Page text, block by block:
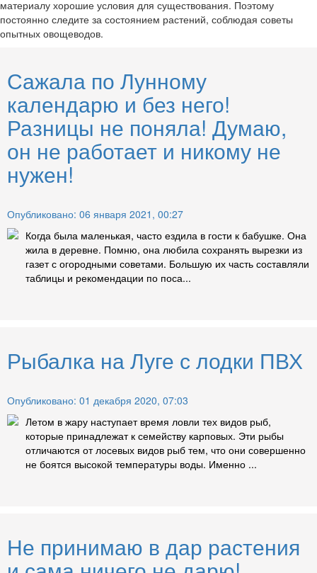
материалу хорошие условия для существования. Поэтому
постоянно следите за состоянием растений, соблюдая советы
опытных овощеводов.
Сажала по Лунному
календарю и без него!
Разницы не поняла! Думаю,
он не работает и никому не
нужен!
Опубликовано: 06 января 2021, 00:27
Когда была маленькая, часто ездила в гости к бабушке. Она
жила в деревне. Помню, она любила сохранять вырезки из
газет с огородными советами. Большую их часть составляли
таблицы и рекомендации по поса...
Рыбалка на Луге с лодки ПВХ
Опубликовано: 01 декабря 2020, 07:03
Летом в жару наступает время ловли тех видов рыб,
которые принадлежат к семейству карповых. Эти рыбы
отличаются от лосевых видов рыб тем, что они совершенно
не боятся высокой температуры воды. Именно ...
Не принимаю в дар растения